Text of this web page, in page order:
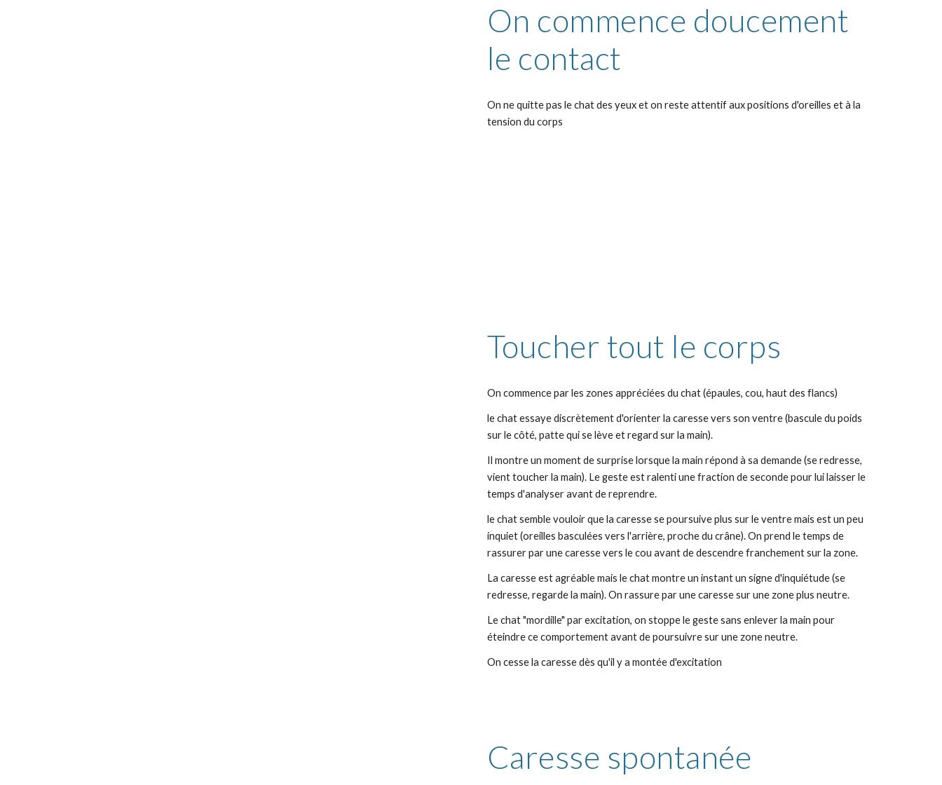
On commence doucement
le contact
On ne quitte pas le chat des yeux et on reste attentif aux positions d'oreilles et à la
tension du corps
Toucher tout le corps
On commence par les zones appréciées du chat (épaules, cou, haut des flancs)
le chat essaye discrètement d'orienter la caresse vers son ventre (bascule du poids
sur le côté, patte qui se lève et regard sur la main).
Il montre un moment de surprise lorsque la main répond à sa demande (se redresse,
vient toucher la main). Le geste est ralenti une fraction de seconde pour lui laisser le
temps d'analyser avant de reprendre.
le chat semble vouloir que la caresse se poursuive plus sur le ventre mais est un peu
inquiet (oreilles basculées vers l'arrière, proche du crâne). On prend le temps de
rassurer par une caresse vers le cou avant de descendre franchement sur la zone.
La caresse est agréable mais le chat montre un instant un signe d'inquiétude (se
redresse, regarde la main). On rassure par une caresse sur une zone plus neutre.
Le chat "mordille" par excitation, on stoppe le geste sans enlever la main pour
éteindre ce comportement avant de poursuivre sur une zone neutre.
On cesse la caresse dès qu'il y a montée d'excitation
Caresse spontanée